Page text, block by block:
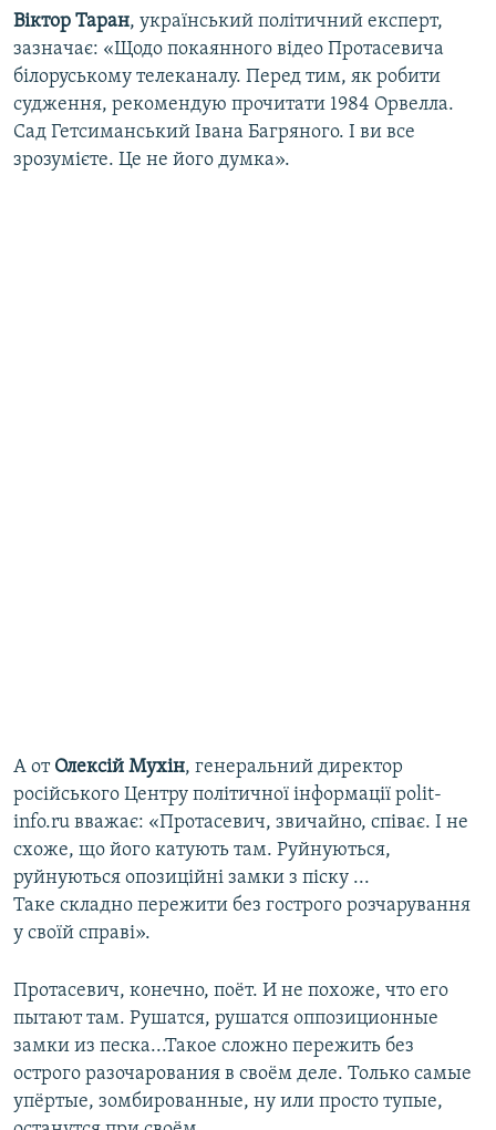
Віктор Таран, український політичний експерт,
зазначає: «Щодо покаянного відео Протасевича
білоруському телеканалу. Перед тим, як робити
судження, рекомендую прочитати 1984 Орвелла.
Сад Гетсиманський Івана Багряного. І ви все
зрозумієте. Це не його думка».
А от Олексій Мухін, генеральний директор
російського Центру політичної інформації polit-
info.ru вважає: «Протасевич, звичайно, співає. І не
схоже, що його катують там. Руйнуються,
руйнуються опозиційні замки з піску ...
Таке складно пережити без гострого розчарування
у своїй справі».
Протасевич, конечно, поёт. И не похоже, что его
пытают там. Рушатся, рушатся оппозиционные
замки из песка...Такое сложно пережить без
острого разочарования в своём деле. Только самые
упёртые, зомбированные, ну или просто тупые,